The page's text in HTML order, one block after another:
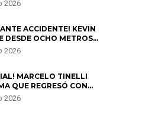
2026
ACCIDENTE! KEVIN
DESDE OCHO METROS
ES GUERRA” Y GENERA
2026
MARCELO TINELLI
QUE REGRESÓ CON
“EL AMOR
2026